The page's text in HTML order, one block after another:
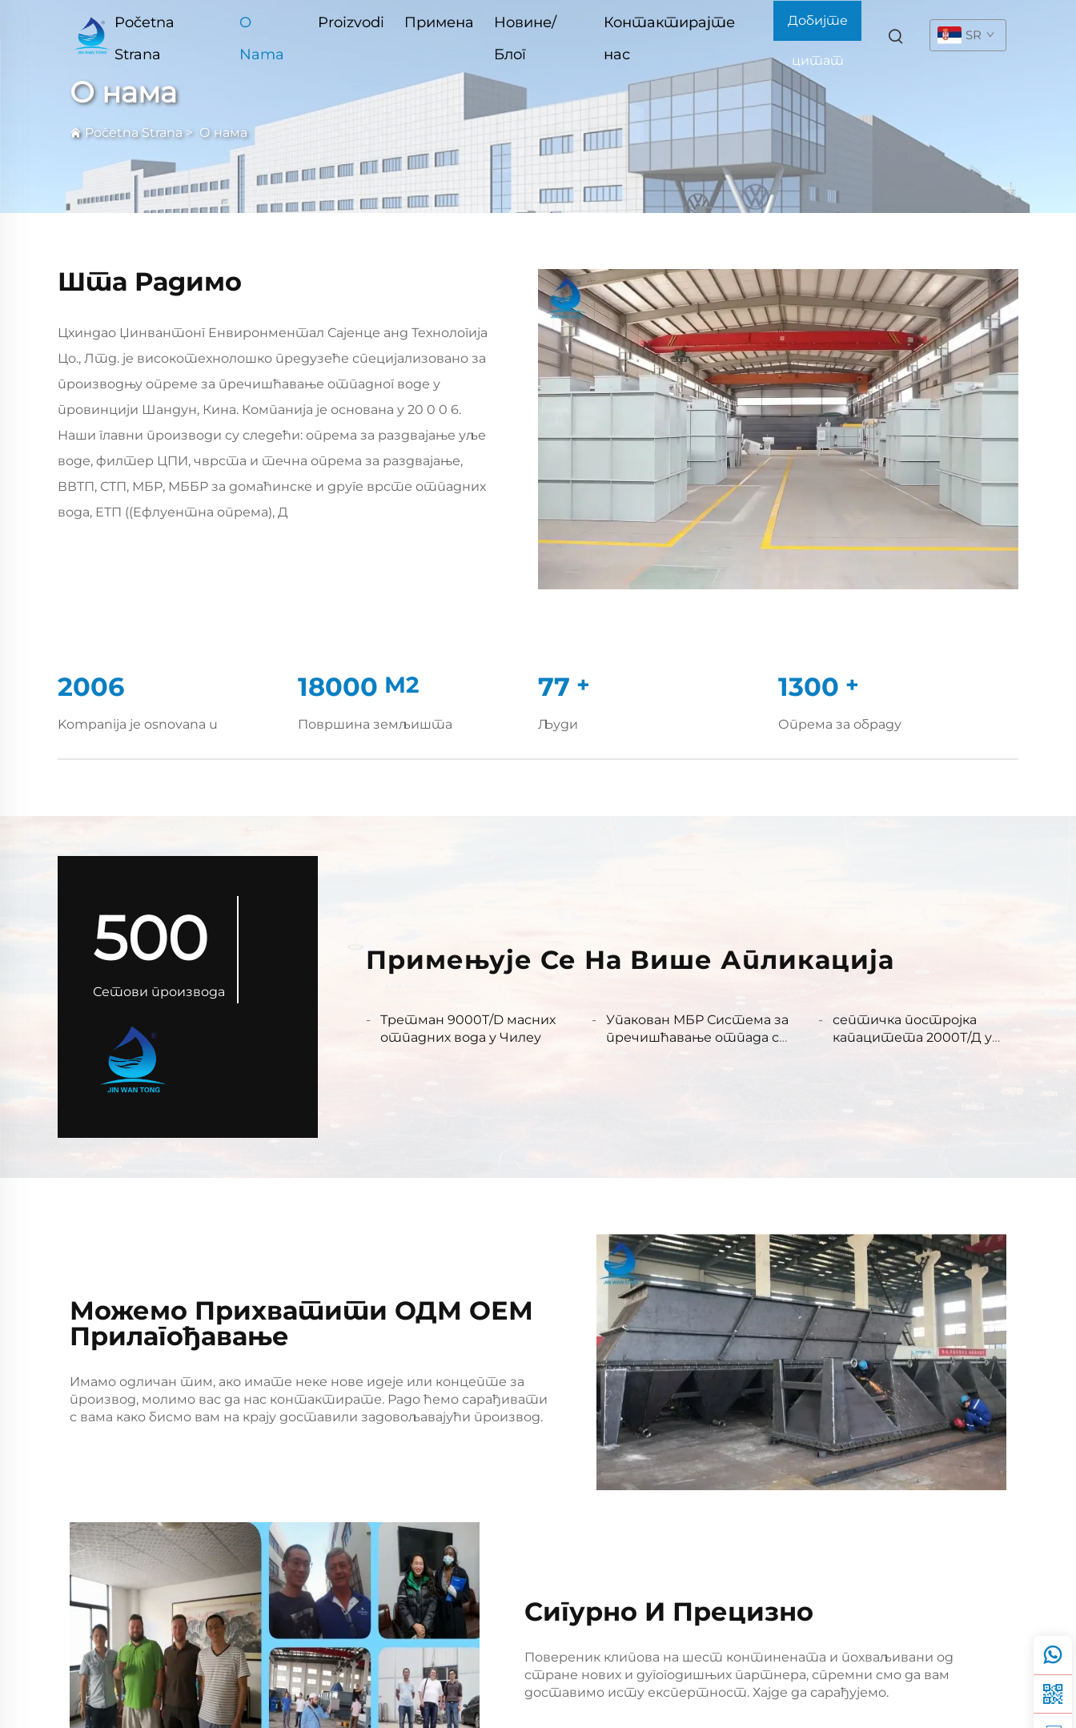
Početna
Strana
O
Nama
Proizvodi Примена
Новине/
Блог
Контактирајте
нас
Добијте
цитат
SR
О нама
Početna Strana> О нама
Шта Радимо
Цхиндао Џинвантонг Енвиронментал Сајенце анд Технологија
Цо., Лтд. је високотехнолошко предузеће специјализовано за
производњу опреме за пречишћавање отпадног воде у
провинцији Шандун, Кина. Компанија је основана у 20 0 0 6.
Наши главни производи су следећи: опрема за раздвајање уље
воде, филтер ЦПИ, чврста и течна опрема за раздвајање,
ВВТП, СТП, МБР, МББР за домаћинске и друге врсте отпадних
вода, ЕТП ((Ефлуентна опрема), Д
2006
Kompanija je osnovana u
18000 М2
Површина земљишта
77 +
Људи
1300 +
Опрема за обраду
500
Сетови производа
Примењује Се На Више Апликација
Третман 9000T/D масних
отпадних вода у Чилеу
Упакован МБР Система за
пречишћавање отпада са
септичка постројка
капацитета 2000Т/Д у
Можемо Прихватити ОДМ ОЕМ
Прилагођавање
Имамо одличан тим, ако имате неке нове идеје или концепте за
производ, молимо вас да нас контактирате. Радо ћемо сарађивати
с вама како бисмо вам на крају доставили задовољавајући производ.
Сигурно И Прецизно
Повереник клипова на шест континената и похваљивани од
стране нових и дугогодишњих партнера, спремни смо да вам
доставимо исту експертност. Хајде да сарађујемо.